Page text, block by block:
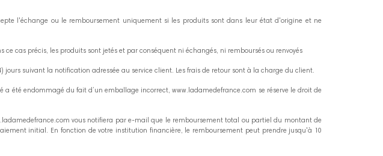
l'échange ou le remboursement uniquement si les produits sont dans leur état d'origine et ne
cas précis, les produits sont jetés et par conséquent ni échangés, ni remboursés ou renvoyés
suivant la notification adressée au service client. Les frais de retour sont à la charge du client.
été endommagé du fait d’un emballage incorrect, www.ladamedefrance.com se réserve le droit de
vous notifiera par e-mail que le remboursement total ou partiel du montant de
initial. En fonction de votre institution financière, le remboursement peut prendre jusqu'à 10